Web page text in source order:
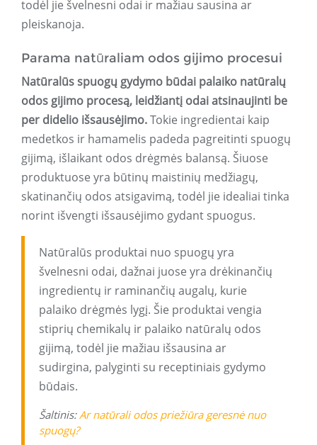
todėl jie švelnesni odai ir mažiau sausina ar
pleiskanoja.
Parama natūraliam odos gijimo procesui
Natūralūs spuogų gydymo būdai palaiko natūralų
odos gijimo procesą, leidžiantį odai atsinaujinti be
per didelio išsausėjimo.Tokie ingredientai kaip
medetkos ir hamamelis padeda pagreitinti spuogų
gijimą, išlaikant odos drėgmės balansą. Šiuose
produktuose yra būtinų maistinių medžiagų,
skatinančių odos atsigavimą, todėl jie idealiai tinka
norint išvengti išsausėjimo gydant spuogus.
Natūralūs produktai nuo spuogų yra
švelnesni odai, dažnai juose yra drėkinančių
ingredientų ir raminančių augalų, kurie
palaiko drėgmės lygį. Šie produktai vengia
stiprių chemikalų ir palaiko natūralų odos
gijimą, todėl jie mažiau išsausina ar
sudirgina, palyginti su receptiniais gydymo
būdais.
Šaltinis:Ar natūrali odos priežiūra geresnė nuo
spuogų?